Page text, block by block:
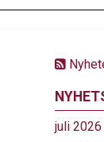
juli 2026